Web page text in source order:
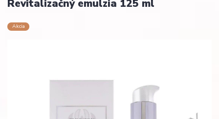
Revitalizačný emulzia 125 ml
Akcia